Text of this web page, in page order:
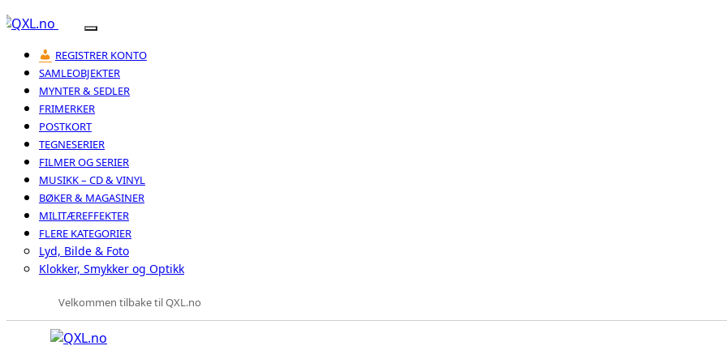
REGISTRER KONTO
SAMLEOBJEKTER
MYNTER & SEDLER
FRIMERKER
POSTKORT
TEGNESERIER
FILMER OG SERIER
MUSIKK – CD & VINYL
BØKER & MAGASINER
MILITÆREFFEKTER
FLERE KATEGORIER
Lyd, Bilde & Foto
Klokker, Smykker og Optikk
Velkommen tilbake til QXL.no